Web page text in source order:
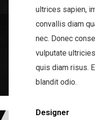
ultrices sapien,
convallis diam
nec. Donec
vulputate
quis diam risus.
blandit odio.
Designer